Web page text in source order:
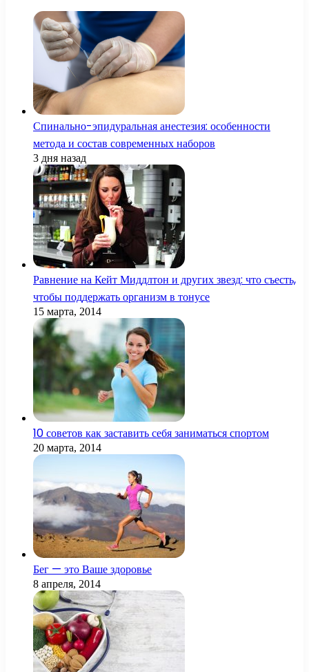
Спинально-эпидуральная анестезия: особенности
метода и состав современных наборов
3 дня назад
Равнение на Кейт Миддлтон и других звезд: что съесть,
чтобы поддержать организм в тонусе
15 марта, 2014
10 советов как заставить себя заниматься спортом
20 марта, 2014
Бег — это Ваше здоровье
8 апреля, 2014